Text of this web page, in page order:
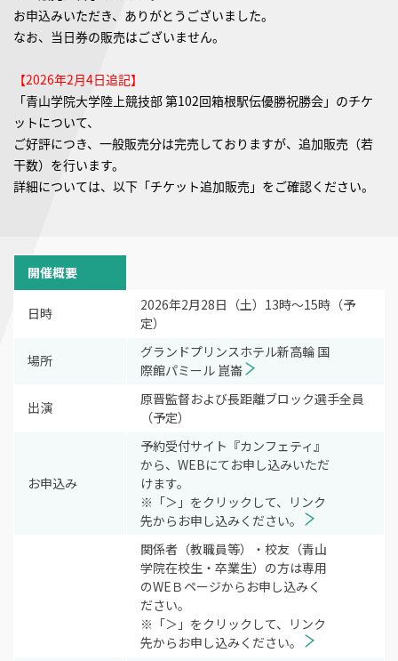
お申込みいただき、ありがとうございました。
なお、当日券の販売はございません。
【2026年2月4日追記】
「青山学院大学陸上競技部 第102回箱根駅伝優勝祝勝会」のチケ
ットについて、
ご好評につき、一般販売分は完売しておりますが、追加販売（若
干数）を行います。
詳細については、以下「チケット追加販売」をご確認ください。
開催概要
日時
2026年2月28日（土）13時～15時（予
定）
場所
グランドプリンスホテル新高輪 国
際館パミール 崑崙
出演
原晋監督および長距離ブロック選手全員
（予定）
お申込み
予約受付サイト『カンフェティ』
から、WEBにてお申し込みいただ
けます。
※「＞」をクリックして、リンク
先からお申し込みください。
関係者（教職員等）・校友（青山
学院在校生・卒業生）の方は専用
のWEＢページからお申し込みく
ださい。
※「＞」をクリックして、リンク
先からお申し込みください。